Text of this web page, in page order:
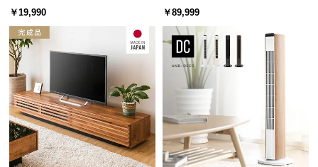
ブ
ロ
グ
企
業
情
報
3点セット
￥19,990
字 最大6人掛け ビッグサイズ ソフ
￥89,999